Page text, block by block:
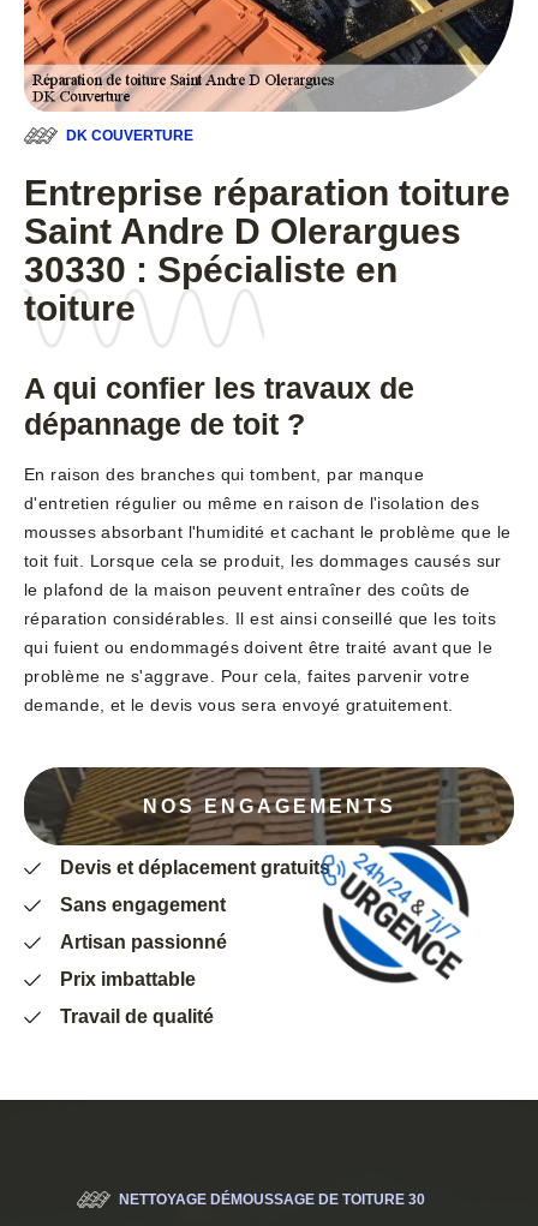
DK COUVERTURE
Entreprise réparation toiture
Saint Andre D Olerargues
30330 : Spécialiste en
toiture
A qui confier les travaux de
dépannage de toit ?
En raison des branches qui tombent, par manque
d'entretien régulier ou même en raison de l'isolation des
mousses absorbant l'humidité et cachant le problème que le
toit fuit. Lorsque cela se produit, les dommages causés sur
le plafond de la maison peuvent entraîner des coûts de
réparation considérables. Il est ainsi conseillé que les toits
qui fuient ou endommagés doivent être traité avant que le
problème ne s'aggrave. Pour cela, faites parvenir votre
demande, et le devis vous sera envoyé gratuitement.
NOS ENGAGEMENTS
Devis et déplacement gratuits
Sans engagement
Artisan passionné
Prix imbattable
Travail de qualité
NETTOYAGE DÉMOUSSAGE DE TOITURE 30